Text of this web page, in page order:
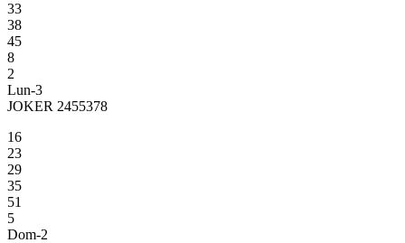
33
38
45
8
2
Lun-3
JOKER 2455378
16
23
29
35
51
5
Dom-2